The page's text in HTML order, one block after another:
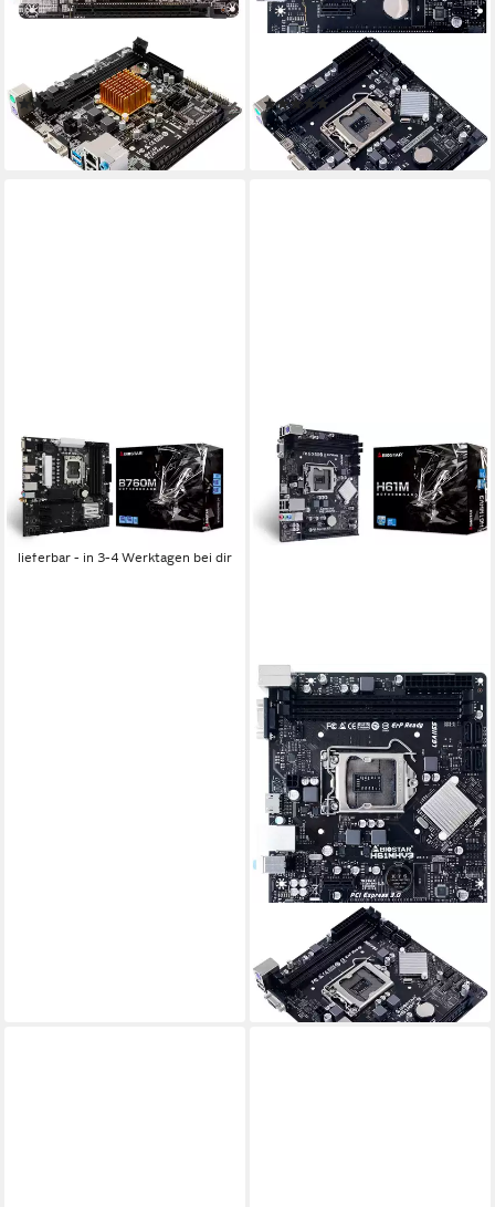
A68N-2100K Mainboard
(1)
ab 49,28 €
lieferbar - in 3-4 Werktagen bei dir
H81MHV3 3.0 H81 Mainboard
(1)
ab 62,62 €
lieferbar - in 3-4 Werktagen bei dir
BIOSTAR
B760 GAMING PLUS WIFI
Mainboard
ab 102,70 €
9,38 €
lieferbar - in 3-4 Werktagen bei dir
H61MHV3 Mainboard
ab 61,31 €
lieferbar - in 3-4 Werktagen bei dir